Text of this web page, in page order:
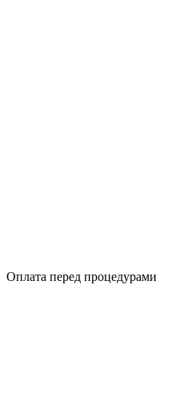
Оплата перед процедурами